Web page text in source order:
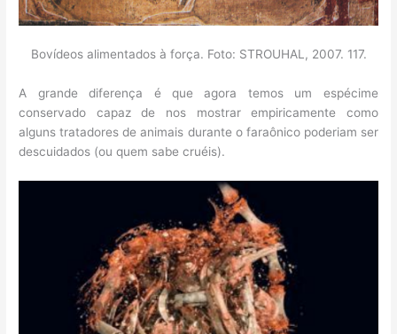
Bovídeos alimentados à força. Foto: STROUHAL, 2007. 117.
A grande diferença é que agora temos um espécime
conservado capaz de nos mostrar empiricamente como
alguns tratadores de animais durante o faraônico poderiam ser
descuidados (ou quem sabe cruéis).